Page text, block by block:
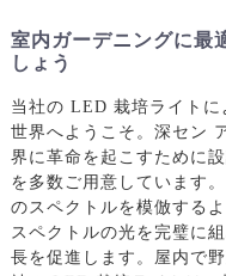
室内ガーデニングに最
しょう
当社の LED 栽培ライト
世界へようこそ。深セン
界に革命を起こすために
を多数ご用意しています
のスペクトルを模倣する
スペクトルの光を完璧に
長を促進します。屋内で